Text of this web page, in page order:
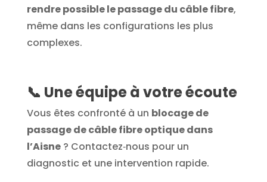
rendre possible le passage du câble fibre,
même dans les configurations les plus
complexes.
📞 Une équipe à votre écoute
Vous êtes confronté à un blocage de
passage de câble fibre optique dans
l’Aisne? Contactez‑nous pour un
diagnostic et une intervention rapide.